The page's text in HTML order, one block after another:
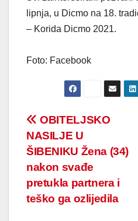
lipnja, u Dicmo na 18.
– Korida Dicmo 2021.
Foto: Facebook
Post
navigation
OBITELJSKO
NASILJE U
ŠIBENIKU Žena (34)
nakon svađe
pretukla partnera i
teško ga ozlijedila